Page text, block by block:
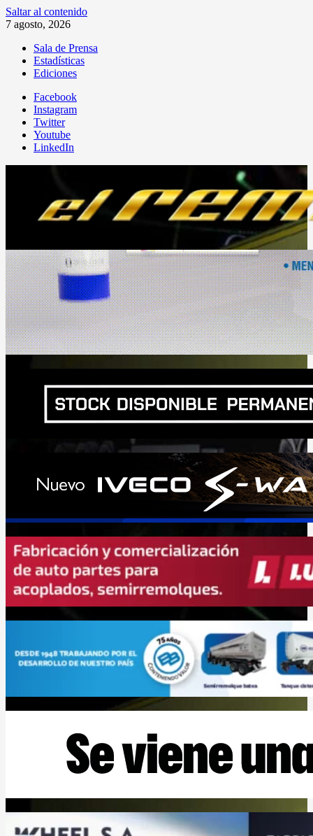
Saltar al contenido
7 agosto, 2026
Sala de Prensa
Estadísticas
Ediciones
Facebook
Instagram
Twitter
Youtube
LinkedIn